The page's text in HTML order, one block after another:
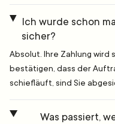
Ich wurde schon
sicher?
Absolut. Ihre Zahlung wird
bestätigen, dass der
schiefläuft, sind Sie
Was passiert,